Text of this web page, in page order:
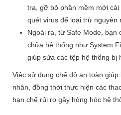
tra, gỡ bỏ phần mềm mới
quét virus để loại trừ nguyên
Ngoài ra, từ Safe Mode, bạn
chữa hệ thống như System
giúp sửa các tệp hệ thống bị
Việc sử dụng chế độ an toàn
nhân, đồng thời thực hiện các
hạn chế rủi ro gây hỏng hóc hệ